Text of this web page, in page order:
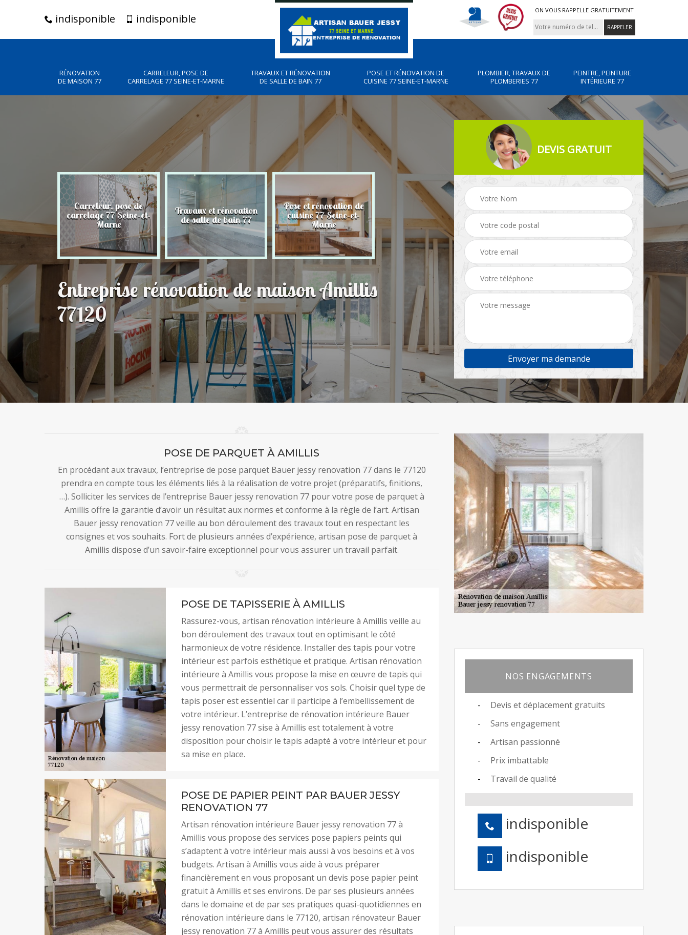
indisponible indisponible
ON VOUS RAPPELLE GRATUITEMENT
RÉNOVATION
DE MAISON 77
CARRELEUR, POSE DE
CARRELAGE 77 SEINE-ET-MARNE
TRAVAUX ET RÉNOVATION
DE SALLE DE BAIN 77
POSE ET RÉNOVATION DE
CUISINE 77 SEINE-ET-MARNE
PLOMBIER, TRAVAUX DE
PLOMBERIES 77
PEINTRE, PEINTURE
INTÉRIEURE 77
Carreleur, pose de
carrelage 77 Seine-et-
Marne
Travaux et rénovation
de salle de bain 77
Pose et rénovation de
cuisine 77 Seine-et-
Marne
Plombier, travaux de
plomberies 77
Peintre, peinture
intérieure 77
Rénovation de maison
Entreprise rénovation de maison Amillis
77120
DEVIS GRATUIT
POSE DE PARQUET À AMILLIS
En procédant aux travaux, l’entreprise de pose parquet Bauer jessy renovation 77 dans le 77120
prendra en compte tous les éléments liés à la réalisation de votre projet (préparatifs, finitions,
…). Solliciter les services de l’entreprise Bauer jessy renovation 77 pour votre pose de parquet à
Amillis offre la garantie d’avoir un résultat aux normes et conforme à la règle de l’art. Artisan
Bauer jessy renovation 77 veille au bon déroulement des travaux tout en respectant les
consignes et vos souhaits. Fort de plusieurs années d’expérience, artisan pose de parquet à
Amillis dispose d’un savoir-faire exceptionnel pour vous assurer un travail parfait.
POSE DE TAPISSERIE À AMILLIS
Rassurez-vous, artisan rénovation intérieure à Amillis veille au
bon déroulement des travaux tout en optimisant le côté
harmonieux de votre résidence. Installer des tapis pour votre
intérieur est parfois esthétique et pratique. Artisan rénovation
intérieure à Amillis vous propose la mise en œuvre de tapis qui
vous permettrait de personnaliser vos sols. Choisir quel type de
tapis poser est essentiel car il participe à l’embellissement de
votre intérieur. L’entreprise de rénovation intérieure Bauer
jessy renovation 77 sise à Amillis est totalement à votre
disposition pour choisir le tapis adapté à votre intérieur et pour
sa mise en place.
POSE DE PAPIER PEINT PAR BAUER JESSY
RENOVATION 77
Artisan rénovation intérieure Bauer jessy renovation 77 à
Amillis vous propose des services pose papiers peints qui
s’adaptent à votre intérieur mais aussi à vos besoins et à vos
budgets. Artisan à Amillis vous aide à vous préparer
financièrement en vous proposant un devis pose papier peint
gratuit à Amillis et ses environs. De par ses plusieurs années
dans le domaine et de par ses pratiques quasi-quotidiennes en
rénovation intérieure dans le 77120, artisan rénovateur Bauer
jessy renovation 77 à Amillis peut vous assurer des résultats
NOS ENGAGEMENTS
Devis et déplacement gratuits
Sans engagement
Artisan passionné
Prix imbattable
Travail de qualité
indisponible
indisponible